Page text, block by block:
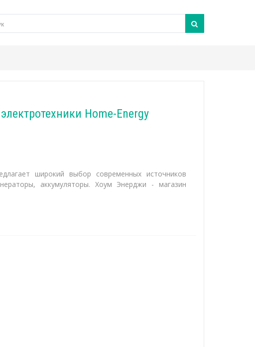
Home-Energy
широкий выбор современных источников
аккумуляторы. Хоум Энерджи - магазин